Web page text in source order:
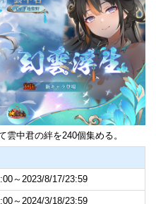
雲中君の絆を240個集める。
～2023/8/17/23:59
～2024/3/18/23:59